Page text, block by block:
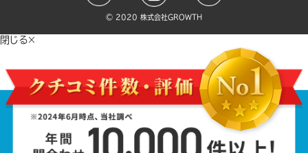
©️ 2020 株式会社GROWTH
閉じる×